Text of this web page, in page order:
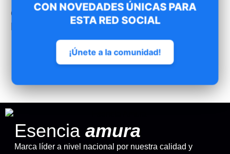
Otros deportistas combinaron este
producto con…
Camiseta asas competición FGA
Esencia amura
Marca líder a nivel nacional por nuestra calidad y
CON NOVEDADES ÚNICAS PARA
ESTA RED SOCIAL
¡Únete a la comunidad!